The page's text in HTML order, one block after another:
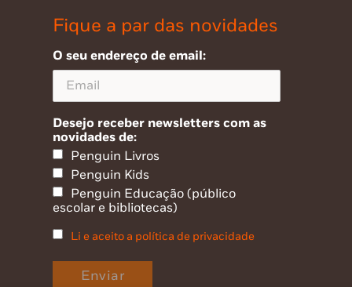
Fique a par das novidades
O seu endereço de email:
Desejo receber newsletters com as
novidades de:
Penguin Livros
Penguin Kids
Penguin Educação (público
escolar e bibliotecas)
Li e aceito a política de privacidade